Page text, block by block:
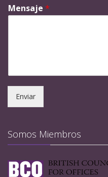
Mensaje *
Enviar
Somos Miembros